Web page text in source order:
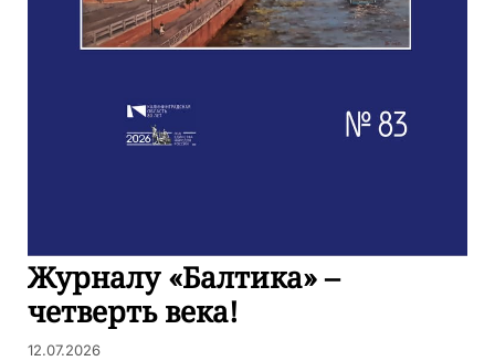
Журналу «Балтика» –
четверть века!
12.07.2026